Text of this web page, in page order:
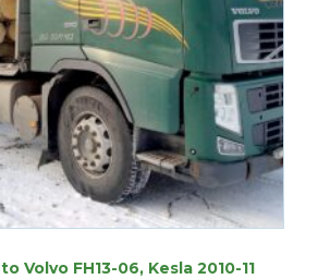
Volvo FH13-06, Kesla 2010-11